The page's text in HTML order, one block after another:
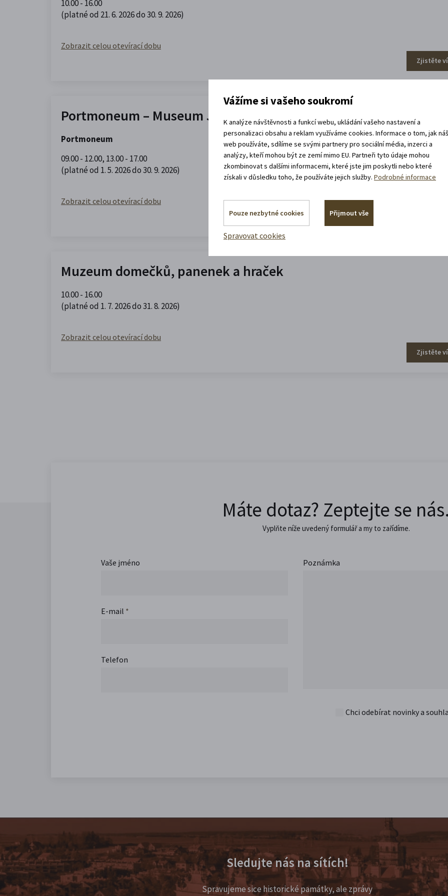
10.00 - 16.00
(platné od 21. 6. 2026 do 30. 9. 2026)
Zobrazit celou otevírací dobu
Zjistěte
Portmoneum – Museum Josefa Váchala
Portmoneum
09.00 - 12.00, 13.00 - 17.00
(platné od 1. 5. 2026 do 30. 9. 2026)
Zobrazit celou otevírací dobu
Muzeum domečků, panenek a hraček
10.00 - 16.00
(platné od 1. 7. 2026 do 31. 8. 2026)
Zobrazit celou otevírací dobu
Zjistěte
Máte dotaz? Zeptejte se
Vyplňte níže uvedený formulář a my to zařídíme.
Vaše jméno
E-mail *
Telefon
Poznámka
Chci odebírat novinky a
Sledujte nás na sítích!
Spravujeme sice historické památky, ale zprávy
Vážíme si vašeho soukromí
K analýze návštěvnosti a funkcí webu, ukládání vašeho nastavení a
personalizaci obsahu a reklam využíváme cookies. Informace o tom, jak
web používáte, sdílíme se svými partnery pro sociální média, inzerci a
analýzy, kteří mohou být ze zemí mimo EU. Partneři tyto údaje mohou
zkombinovat s dalšími informacemi, které jste jim poskytli nebo které
získali v důsledku toho, že používáte jejich služby.Podrobné informace
Pouze nezbytné cookies Přijmout vše
Spravovat cookies